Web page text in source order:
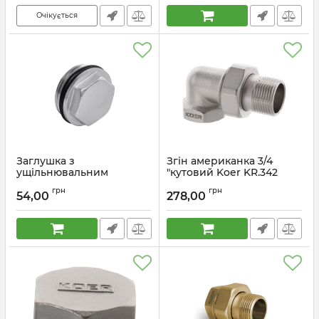
Очікується
Заглушка з
ущільнювальним
1" M (KR5046)
Артикул: KR5046
54,00 грн
Згін американка 3/4
"кутовий Koer KR.342
Артикул: KR0143
278,00 грн